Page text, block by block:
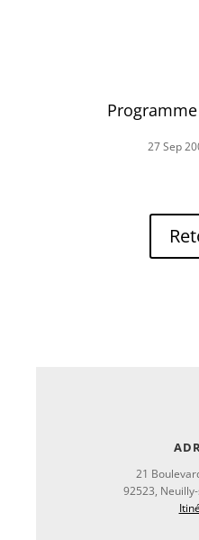
27 Sep
21
92523,